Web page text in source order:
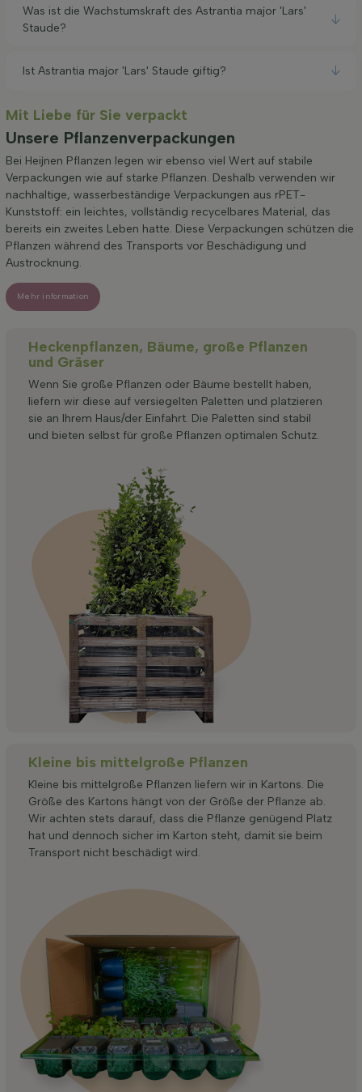
Was ist die Wachstumskraft des Astrantia major 'Lars'
Staude?
Ist Astrantia major 'Lars' Staude giftig?
Mit Liebe für Sie verpackt
Unsere Pflanzenverpackungen
Bei Heijnen Pflanzen legen wir ebenso viel Wert auf stabile
Verpackungen wie auf starke Pflanzen. Deshalb verwenden wir
nachhaltige, wasserbeständige Verpackungen aus rPET-
Kunststoff: ein leichtes, vollständig recycelbares Material, das
bereits ein zweites Leben hatte. Diese Verpackungen schützen die
Pflanzen während des Transports vor Beschädigung und
Austrocknung.
Mehr information
Heckenpflanzen, Bäume, große Pflanzen
und Gräser
Wenn Sie große Pflanzen oder Bäume bestellt haben,
liefern wir diese auf versiegelten Paletten und platzieren
sie an Ihrem Haus/der Einfahrt. Die Paletten sind stabil
und bieten selbst für große Pflanzen optimalen Schutz.
Kleine bis mittelgroße Pflanzen
Kleine bis mittelgroße Pflanzen liefern wir in Kartons. Die
Größe des Kartons hängt von der Größe der Pflanze ab.
Wir achten stets darauf, dass die Pflanze genügend Platz
hat und dennoch sicher im Karton steht, damit sie beim
Transport nicht beschädigt wird.